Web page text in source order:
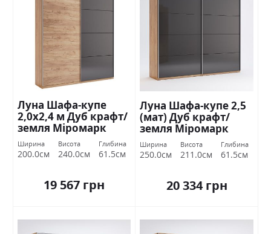
Луна Шафа-купе
2,0х2,4 м Дуб крафт/
земля Міромарк
Ширина
200.0см
Висота
240.0см
Глибина
61.5см
19 567 грн
Луна Шафа-купе 2,5
(мат) Дуб крафт/
земля Міромарк
Ширина
250.0см
Висота
211.0см
Глибина
61.5см
20 334 грн